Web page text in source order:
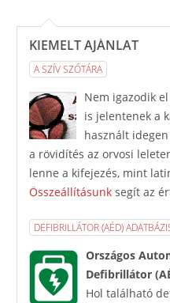
KIEMELT AJÁNLAT
A SZÍV SZÓTÁRA
Nem igazodik
is jelentenek a
használt
a rövidítés az orvosi
lenne a kifejezés, mint
Összeállításunk segít az
DEFIBRILLÁTOR (AÉD)
Országos
Defibrillátor
Hol található